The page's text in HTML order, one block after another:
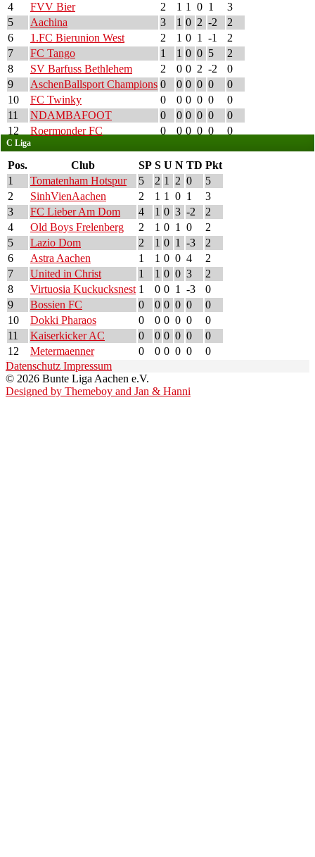
4
FVV Bier 2 1 1 0 1
3
5
Aachina 3 1 0 2 -2
2
6
1.FC Bierunion West 2 1 0 1 -1
2
7
FC Tango 1 1 0 0 5
2
8
SV Barfuss Bethlehem 2 0 0 2 -2
0
9
AschenBallsport Champions 0 0 0 0 0
0
10
FC Twinky 0 0 0 0 0
0
11
NDAMBAFOOT 0 0 0 0 0
0
12
Roermonder FC 0 0 0 0 0 0
C Liga
Pos. Club SP S U N TD Pkt
1
Tomatenham Hotspur 5 2 1 2 0
5
2
SinhVienAachen 2 1 1 0 1
3
3
FC Lieber Am Dom 4 1 0 3 -2
2
4
Old Boys Frelenberg 2 1 0 1 0
2
5
Lazio Dom 2 1 0 1 -3
2
6
Astra Aachen 1 1 0 0 4
2
7
United in Christ 1 1 0 0 3
2
8
Virtuosia Kuckucksnest 1 0 0 1 -3
0
9
Bossien FC 0 0 0 0 0
0
10
Dokki Pharaos 0 0 0 0 0
0
11
Kaiserkicker AC 0 0 0 0 0
0
12
Metermaenner 0 0 0 0 0
0
Datenschutz Impressum
© 2026 Bunte Liga Aachen e.V.
Designed by Themeboy and Jan & Hanni